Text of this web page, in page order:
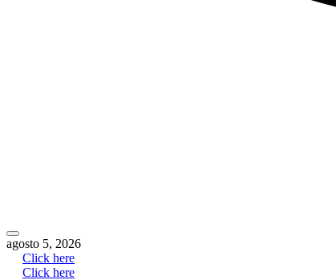
agosto 5, 2026
Click here
Click here